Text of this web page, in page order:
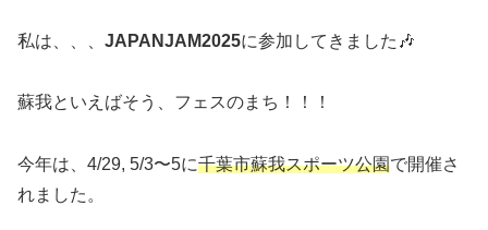
私は、、、 JAPANJAM2025に参加してきました🎶
蘇我といえばそう、フェスのまち！！！
今年は、4/29, 5/3〜5に千葉市蘇我スポーツ公園で開催さ
れました。